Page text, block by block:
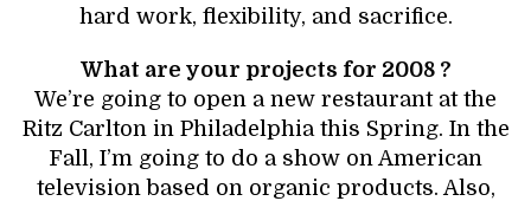
hard work, flexibility, and sacrifice.
What are your projects for 2008 ?
We’re going to open a new restaurant at the
Ritz Carlton in Philadelphia this Spring. In the
Fall, I’m going to do a show on American
television based on organic products. Also,